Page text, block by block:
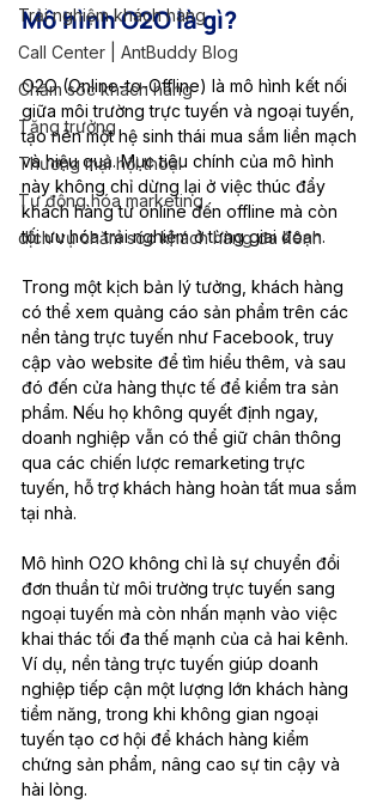
Trải nghiệm khách hàng
Call Center | AntBuddy Blog
Chăm sóc khách hàng
Tăng trưởng
Thương mại hội thoại
Tự động hóa marketing
dịch vụ chăm sóc khách hàng đa kênh
Mô hình O2O là gì?
O2O (Online-to-Offline) là mô hình kết nối
giữa môi trường trực tuyến và ngoại tuyến,
tạo nên một hệ sinh thái mua sắm liền mạch
và hiệu quả. Mục tiêu chính của mô hình
này không chỉ dừng lại ở việc thúc đẩy
khách hàng từ online đến offline mà còn
tối ưu hóa trải nghiệm ở từng giai đoạn.
Trong một kịch bản lý tưởng, khách hàng
có thể xem quảng cáo sản phẩm trên các
nền tảng trực tuyến như Facebook, truy
cập vào website để tìm hiểu thêm, và sau
đó đến cửa hàng thực tế để kiểm tra sản
phẩm. Nếu họ không quyết định ngay,
doanh nghiệp vẫn có thể giữ chân thông
qua các chiến lược remarketing trực
tuyến, hỗ trợ khách hàng hoàn tất mua sắm
tại nhà.
Mô hình O2O không chỉ là sự chuyển đổi
đơn thuần từ môi trường trực tuyến sang
ngoại tuyến mà còn nhấn mạnh vào việc
khai thác tối đa thế mạnh của cả hai kênh.
Ví dụ, nền tảng trực tuyến giúp doanh
nghiệp tiếp cận một lượng lớn khách hàng
tiềm năng, trong khi không gian ngoại
tuyến tạo cơ hội để khách hàng kiểm
chứng sản phẩm, nâng cao sự tin cậy và
hài lòng.